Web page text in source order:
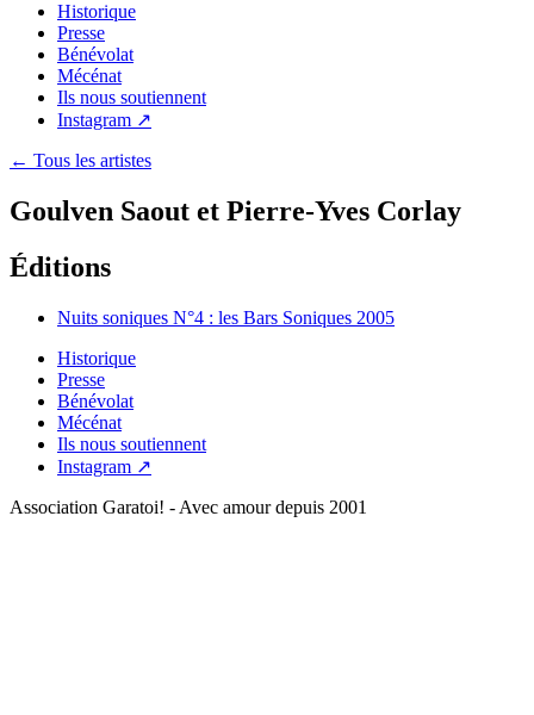
Historique
Presse
Bénévolat
Mécénat
Ils nous soutiennent
Instagram ↗
← Tous les artistes
Goulven Saout et Pierre-Yves Corlay
Éditions
Nuits soniques N°4 : les Bars Soniques 2005
Historique
Presse
Bénévolat
Mécénat
Ils nous soutiennent
Instagram ↗
Association Garatoi! - Avec amour depuis 2001